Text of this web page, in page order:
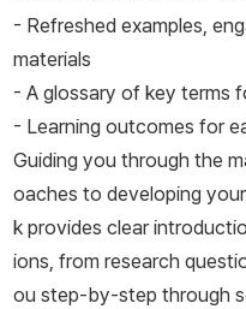
- Refreshed examples,
materials
- A glossary of key terms
- Learning outcomes for
Guiding you through the
oaches to developing
k provides clear
ions, from research
ou step-by-step through